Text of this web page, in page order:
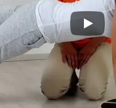
Nabídka léčby ve
FYZIOklinice